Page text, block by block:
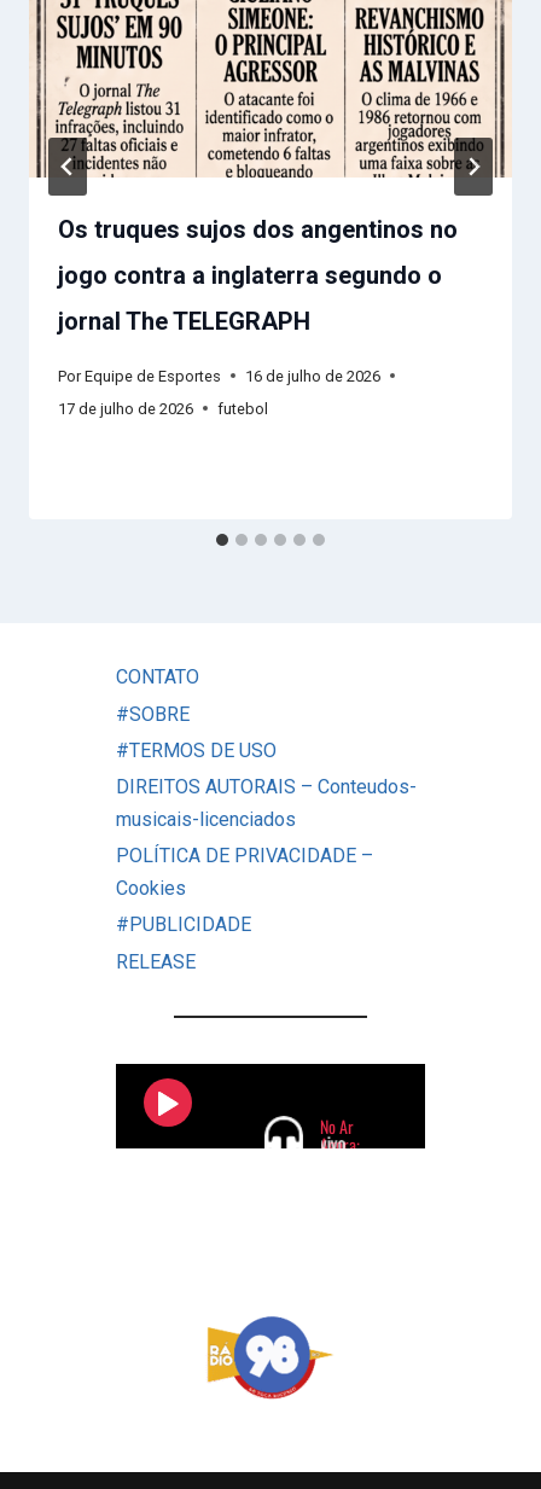
Os truques sujos dos angentinos no
jogo contra a inglaterra segundo o
jornal The TELEGRAPH
Por Equipe de Esportes
16 de julho de 2026
17 de julho de 2026
futebol
CONTATO
#SOBRE
#TERMOS DE USO
DIREITOS AUTORAIS – Conteudos-
musicais-licenciados
POLÍTICA DE PRIVACIDADE –
Cookies
#PUBLICIDADE
RELEASE